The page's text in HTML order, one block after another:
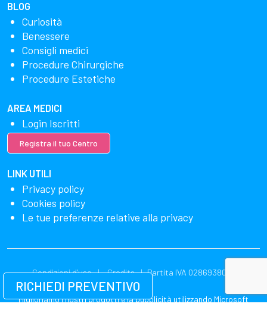
BLOG
Curiosità
Benessere
Consigli medici
Procedure Chirurgiche
Procedure Estetiche
AREA MEDICI
Login Iscritti
Registra il tuo Centro
LINK UTILI
Privacy policy
Cookies policy
Le tue preferenze relative alla privacy
Condizioni d'uso Credits Partita IVA 02869380549
Miglioriamo i nostri prodotti e la pubblicità utilizzando Microsoft
RICHIEDI PREVENTIVO